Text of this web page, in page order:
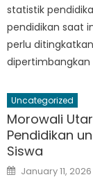
statistik
pendidikan saat
perlu
dipertimbangkan
Uncategorized
Morowali
Pendidikan
Siswa
Posted
on
January 11, 2026